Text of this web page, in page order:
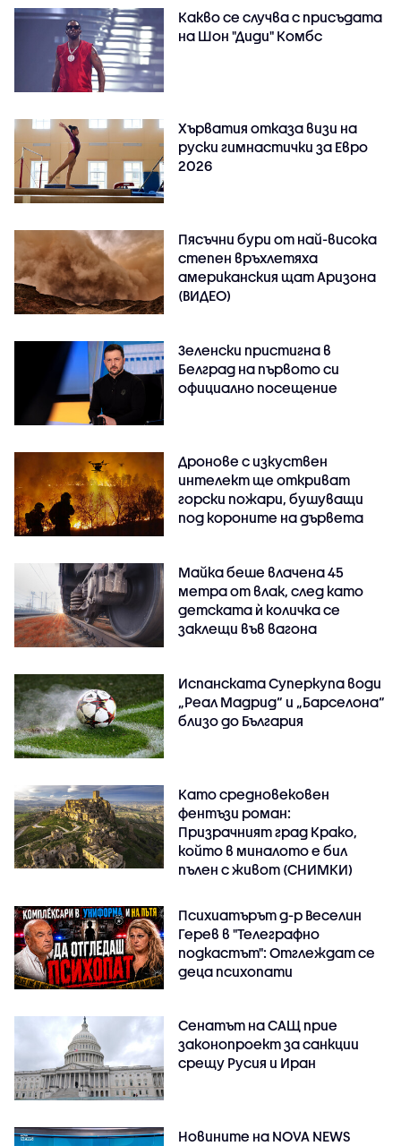
Какво се случва с присъдата
на Шон "Диди" Комбс
Хърватия отказа визи на
руски гимнастички за Евро
2026
Пясъчни бури от най-висока
степен връхлетяха
американския щат Аризона
(ВИДЕО)
Зеленски пристигна в
Белград на първото си
официално посещение
Дронове с изкуствен
интелект ще откриват
горски пожари, бушуващи
под короните на дървета
Майка беше влачена 45
метра от влак, след като
детската ѝ количка се
заклещи във вагона
Испанската Суперкупа води
„Реал Мадрид“ и „Барселона“
близо до България
Като средновековен
фентъзи роман:
Призрачният град Крако,
който в миналото е бил
пълен с живот (СНИМКИ)
Психиатърът д-р Веселин
Герев в "Телеграфно
подкастът": Отглеждат се
деца психопати
Сенатът на САЩ прие
законопроект за санкции
срещу Русия и Иран
Новините на NOVA NEWS